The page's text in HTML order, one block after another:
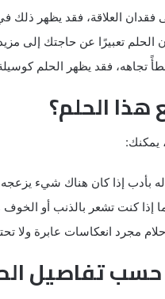
العلاقة، فقد يظهر ذلك
الحلم تعبيرًا عن حاجتك إلى
تجاهه، فقد يظهر الحلم
الحلم؟
يمكنك:
بأدب إذا كان هناك شيء
إذا كنت تشعر بالذنب أو الخوف
مجرد انعكاسات عابرة ولا
حسب تفاصيل